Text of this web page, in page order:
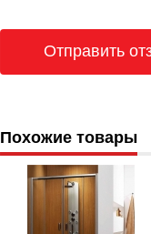
Похожие товары